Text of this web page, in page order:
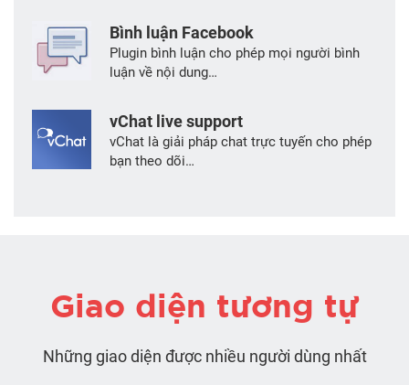
Bình luận Facebook
Plugin bình luận cho phép mọi người bình
luận về nội dung…
vChat live support
vChat là giải pháp chat trực tuyến cho phép
bạn theo dõi…
Giao diện tương tự
Những giao diện được nhiều người dùng nhất